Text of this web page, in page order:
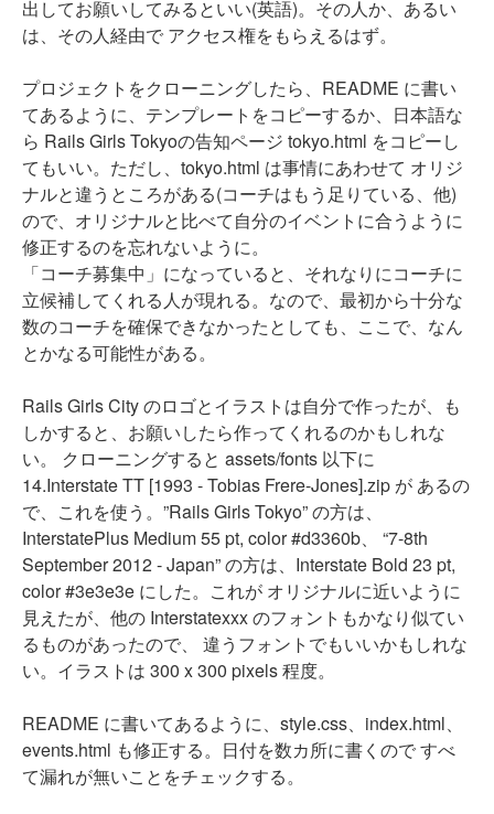
出してお願いしてみるといい(英語)。その人か、あるい
は、その人経由で アクセス権をもらえるはず。
プロジェクトをクローニングしたら、README に書い
てあるように、テンプレートをコピーするか、日本語な
ら Rails Girls Tokyoの告知ページ tokyo.html をコピーし
てもいい。ただし、tokyo.html は事情にあわせて オリジ
ナルと違うところがある(コーチはもう足りている、他)
ので、オリジナルと比べて自分のイベントに合うように
修正するのを忘れないように。
「コーチ募集中」になっていると、それなりにコーチに
立候補してくれる人が現れる。なので、最初から十分な
数のコーチを確保できなかったとしても、ここで、なん
とかなる可能性がある。
Rails Girls City のロゴとイラストは自分で作ったが、も
しかすると、お願いしたら作ってくれるのかもしれな
い。 クローニングすると assets/fonts 以下に
14.Interstate TT [1993 - Tobias Frere-Jones].zip が あるの
で、これを使う。”Rails Girls Tokyo” の方は、
InterstatePlus Medium 55 pt, color #d3360b、 “7-8th
September 2012 - Japan” の方は、Interstate Bold 23 pt,
color #3e3e3e にした。これが オリジナルに近いように
見えたが、他の Interstatexxx のフォントもかなり似てい
るものがあったので、 違うフォントでもいいかもしれな
い。イラストは 300 x 300 pixels 程度。
README に書いてあるように、style.css、index.html、
events.html も修正する。日付を数カ所に書くので すべ
て漏れが無いことをチェックする。